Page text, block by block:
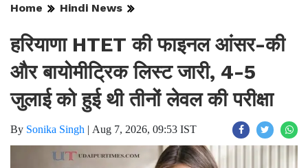
Home Hindi News
हरियाणा HTET की फाइनल आंसर-की
और बायोमीट्रिक लिस्ट जारी, 4-5
जुलाई को हुई थी तीनों लेवल की परीक्षा
By Sonika Singh | Aug 7, 2026, 09:53 IST